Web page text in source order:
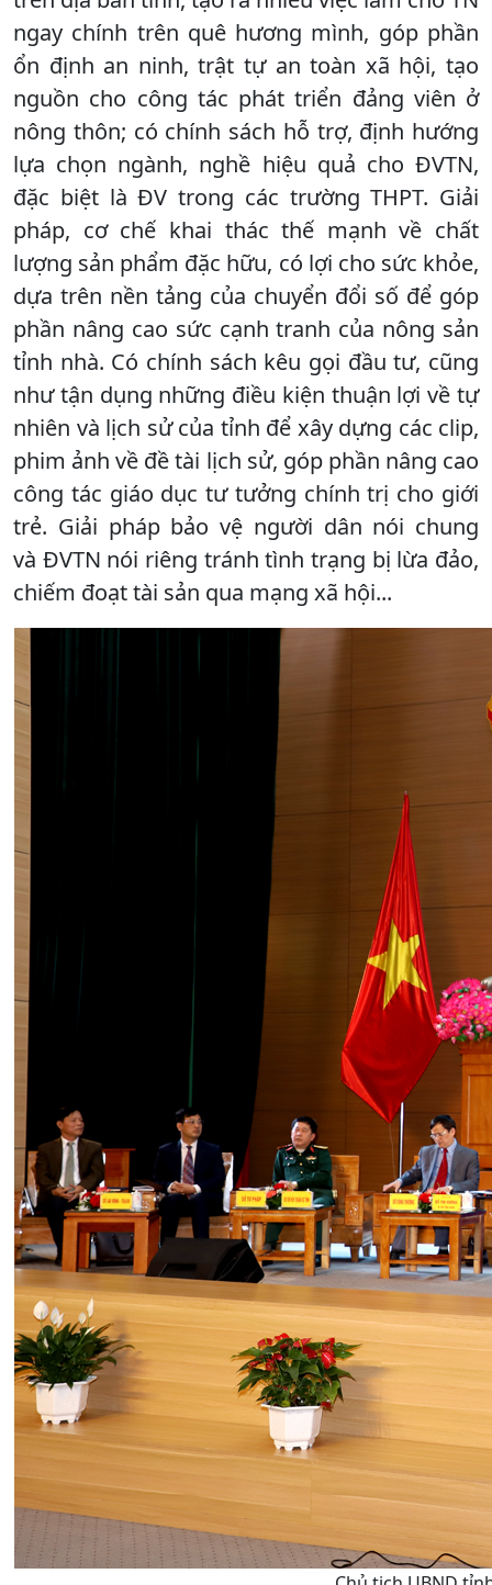
ngay chính trên quê hương mình, góp phần
ổn định an ninh, trật tự an toàn xã hội, tạo
nguồn cho công tác phát triển đảng viên ở
nông thôn; có chính sách hỗ trợ, định hướng
lựa chọn ngành, nghề hiệu quả cho ĐVTN,
đặc biệt là ĐV trong các trường THPT. Giải
pháp, cơ chế khai thác thế mạnh về chất
lượng sản phẩm đặc hữu, có lợi cho sức khỏe,
dựa trên nền tảng của chuyển đổi số để góp
phần nâng cao sức cạnh tranh của nông sản
tỉnh nhà. Có chính sách kêu gọi đầu tư, cũng
như tận dụng những điều kiện thuận lợi về tự
nhiên và lịch sử của tỉnh để xây dựng các clip,
phim ảnh về đề tài lịch sử, góp phần nâng cao
công tác giáo dục tư tưởng chính trị cho giới
trẻ. Giải pháp bảo vệ người dân nói chung
và ĐVTN nói riêng tránh tình trạng bị lừa đảo,
chiếm đoạt tài sản qua mạng xã hội...